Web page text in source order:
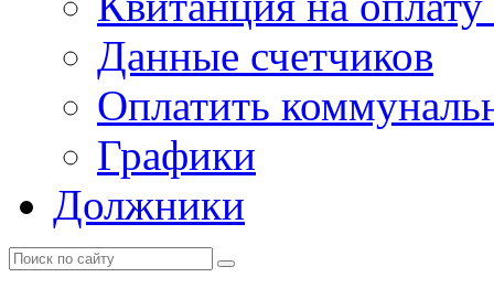
Данные счетчиков
Оплатить
Графики
Должники